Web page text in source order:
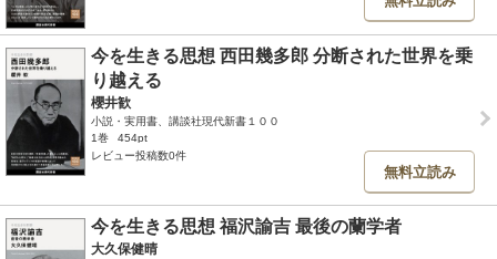
今を生きる思想 西田幾多郎 分断された世界を乗
り越える
櫻井歓
小説・実用書、講談社現代新書１００
1巻
454pt
レビュー投稿数0件
無料立読み
今を生きる思想 福沢諭吉 最後の蘭学者
大久保健晴